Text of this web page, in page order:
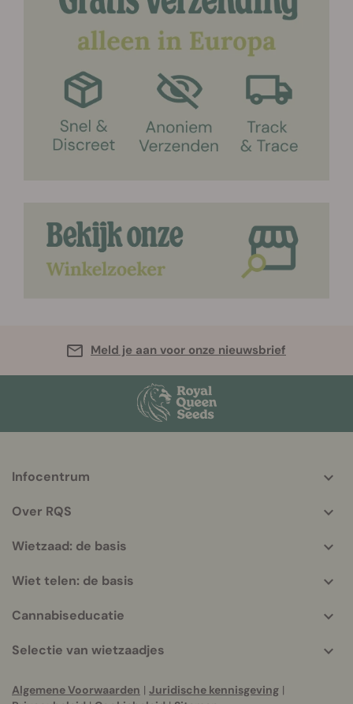
Meld je aan voor onze nieuwsbrief
info
Infocentrum
Over RQS
Wietzaad: de basis
Wiet telen: de basis
Cannabiseducatie
Selectie van wietzaadjes
Algemene Voorwaarden | Juridische kennisgeving |